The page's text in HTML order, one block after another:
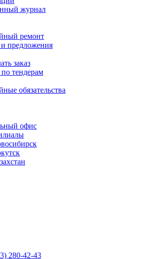
журнал
ремонт
предложения
заказ
тендерам
обязательства
офис
280-42-43